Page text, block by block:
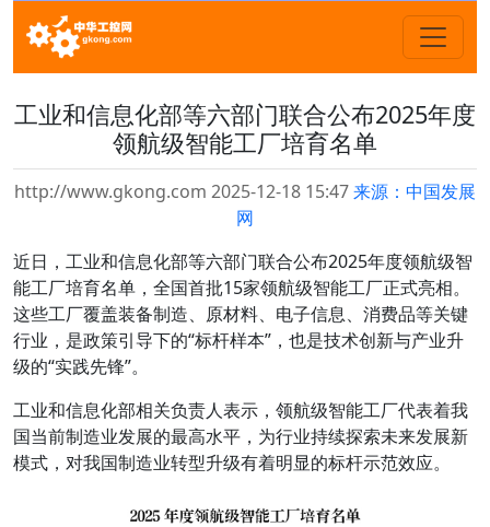
工业和信息化部等六部门联合公布2025年度
领航级智能工厂培育名单
http://www.gkong.com 2025-12-18 15:47来源：中国发展
网
近日，工业和信息化部等六部门联合公布2025年度领航级智
能工厂培育名单，全国首批15家领航级智能工厂正式亮相。
这些工厂覆盖装备制造、原材料、电子信息、消费品等关键
行业，是政策引导下的“标杆样本”，也是技术创新与产业升
级的“实践先锋”。
工业和信息化部相关负责人表示，领航级智能工厂代表着我
国当前制造业发展的最高水平，为行业持续探索未来发展新
模式，对我国制造业转型升级有着明显的标杆示范效应。